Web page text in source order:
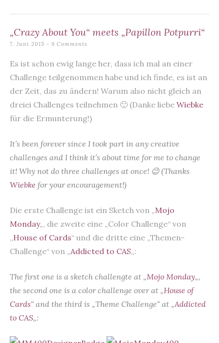
„Crazy About You“ meets „Papillon Potpurri“
7. Juni 2015 9 Comments
Es ist schon ewig lange her, dass ich mal an einer
Challenge teilgenommen habe und ich finde, es ist an
der Zeit, das zu ändern! Warum also nicht gleich an
dreiei Challenges teilnehmen 🙂 (Danke liebe Wiebke
für die Ermunterung!)
It’s been forever since I took part in any creative
challenges and I think it’s about time for me to change
it! Why not do three challenges at once! 😉 (Thanks
Wiebke for your encouragement!)
Die erste Challenge ist ein Sketch von „Mojo
Monday„, die zweite eine „Color Challenge“ von
„House of Cards“ und die dritte eine „Themen-
Challenge“ von „Addicted to CAS„:
The first one is a sketch challengte at „Mojo Monday„,
the second one is a color challenge over at „House of
Cards“ and the third is „Theme Challenge“ at „Addicted
to CAS„: